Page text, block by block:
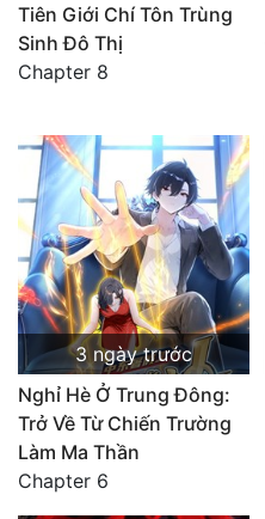
Tiên Giới Chí Tôn Trùng
Sinh Đô Thị
Chapter 8
3 ngày trước
Nghỉ Hè Ở Trung Đông:
Trở Về Từ Chiến Trường
Làm Ma Thần
Chapter 6